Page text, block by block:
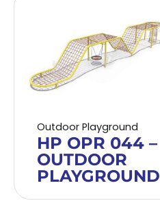
Outdoor Playground
HP OPR 044 –
OUTDOOR
PLAYGROUND